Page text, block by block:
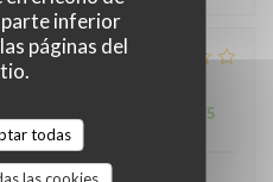
parte inferior
páginas del
todas
/5